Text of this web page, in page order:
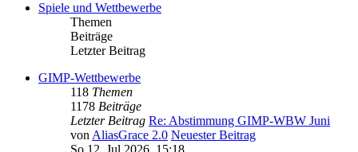
Spiele und Wettbewerbe
Themen
Beiträge
Letzter Beitrag
GIMP-Wettbewerbe
118 Themen
1178 Beiträge
Letzter Beitrag Re: Abstimmung GIMP-WBW Juni
vonAliasGrace 2.0 Neuester Beitrag